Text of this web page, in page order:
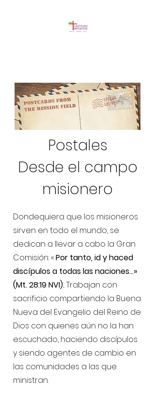
Postales
Desde el campo
misionero
Dondequiera que los misioneros
sirven en todo el mundo, se
dedican a llevar a cabo la Gran
Comisión: «Por tanto, id y haced
discípulos a todas las naciones…»
(Mt. 28:19 NVI).Trabajan con
sacrificio compartiendo la Buena
Nueva del Evangelio del Reino de
Dios con quienes aún no la han
escuchado, haciendo discípulos
y siendo agentes de cambio en
las comunidades a las que
ministran.